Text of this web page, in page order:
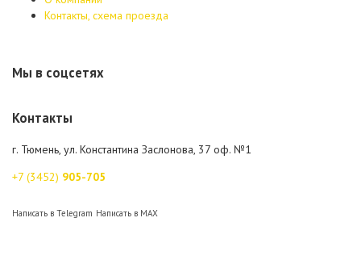
Контакты, схема проезда
Мы в соцсетях
Контакты
г. Тюмень, ул. Константина Заслонова, 37 оф. №1
+7 (3452) 905-705
Написать в Telegram Написать в MAX